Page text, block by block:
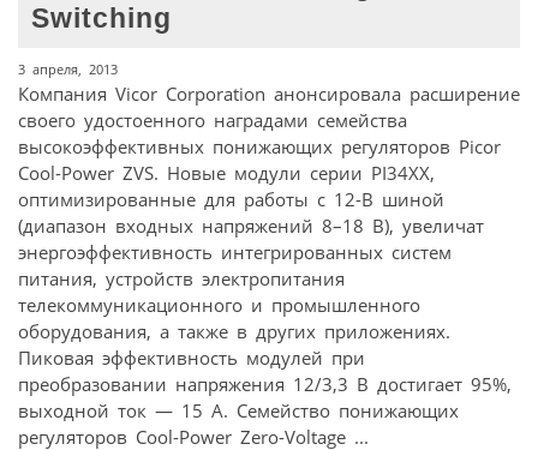
Switching
3 апреля, 2013
Компания Vicor Corporation анонсировала расширение
своего удостоенного наградами семейства
высокоэффективных понижающих регуляторов Picor
Cool-Power ZVS. Новые модули серии PI34XX,
оптимизированные для работы с 12-В шиной
(диапазон входных напряжений 8–18 В), увеличат
энергоэффективность интегрированных систем
питания, устройств электропитания
телекоммуникационного и промышленного
оборудования, а также в других приложениях.
Пиковая эффективность модулей при
преобразовании напряжения 12/3,3 В достигает 95%,
выходной ток — 15 А. Семейство понижающих
регуляторов Cool-Power Zero-Voltage ...